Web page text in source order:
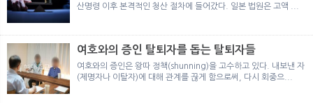
산명령 이후 본격적인 청산 절차에 들어갔다. 일본 법원은 고액 ...
여호와의 증인 탈퇴자를 돕는 탈퇴자들
여호와의 증인은 왕따 정책(shunning)을 고수하고 있다. 내보낸 자
(제명자나 이탈자)에 대해 관계를 끊게 함으로써, 다시 회중으...